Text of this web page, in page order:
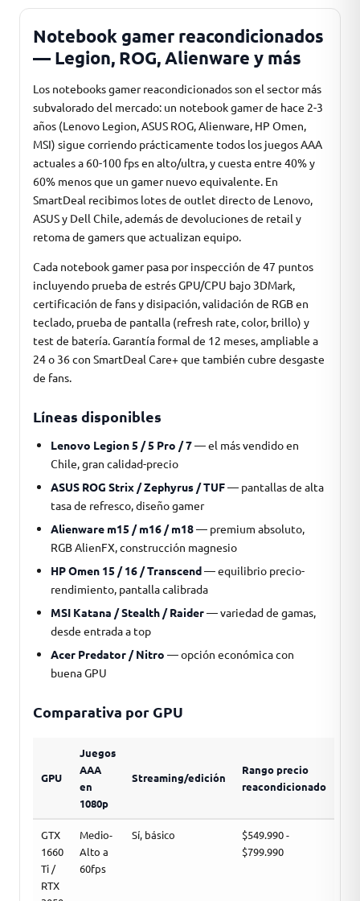
Notebook gamer reacondicionados
— Legion, ROG, Alienware y más
Los notebooks gamer reacondicionados son el sector más
subvalorado del mercado: un notebook gamer de hace 2-3
años (Lenovo Legion, ASUS ROG, Alienware, HP Omen,
MSI) sigue corriendo prácticamente todos los juegos AAA
actuales a 60-100 fps en alto/ultra, y cuesta entre 40% y
60% menos que un gamer nuevo equivalente. En
SmartDeal recibimos lotes de outlet directo de Lenovo,
ASUS y Dell Chile, además de devoluciones de retail y
retoma de gamers que actualizan equipo.
Cada notebook gamer pasa por inspección de 47 puntos
incluyendo prueba de estrés GPU/CPU bajo 3DMark,
certificación de fans y disipación, validación de RGB en
teclado, prueba de pantalla (refresh rate, color, brillo) y
test de batería. Garantía formal de 12 meses, ampliable a
24 o 36 con SmartDeal Care+ que también cubre desgaste
de fans.
Líneas disponibles
Lenovo Legion 5 / 5 Pro / 7— el más vendido en
Chile, gran calidad-precio
ASUS ROG Strix / Zephyrus / TUF— pantallas de alta
tasa de refresco, diseño gamer
Alienware m15 / m16 / m18— premium absoluto,
RGB AlienFX, construcción magnesio
HP Omen 15 / 16 / Transcend— equilibrio precio-
rendimiento, pantalla calibrada
MSI Katana / Stealth / Raider— variedad de gamas,
desde entrada a top
Acer Predator / Nitro — opción económica con
buena GPU
Comparativa por GPU
GPU
Juegos
AAA
en
1080p
Streaming/edición
Rango precio
reacondicionado
GTX
1660
Ti /
RTX
Medio-
Alto a
60fps
Sí, básico
$549.990 -
$799.990